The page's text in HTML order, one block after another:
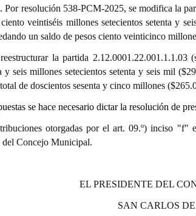
.Por resolución 538-PCM-2025, se modifica la
veintiséis millones setecientos setenta y
un saldo de pesos ciento veinticinco
la partida
y seis millones setecientos setenta y seis mil
de doscientos sesenta y cinco millones
se hace necesario dictar la resolución de
otorgadas por el art. 09.º) inciso
del Concejo Municipal.
EL PRESIDENTE DEL
SAN CARLOS